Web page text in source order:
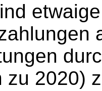
zu 2020)